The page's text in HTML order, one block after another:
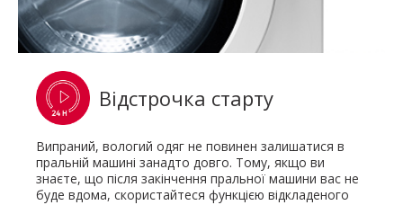
Відстрочка старту
Випраний, вологий одяг не повинен залишатися в
пральній машині занадто довго. Тому, якщо ви
знаєте, що після закінчення пральної машини вас не
буде вдома, скористайтеся функцією відкладеного